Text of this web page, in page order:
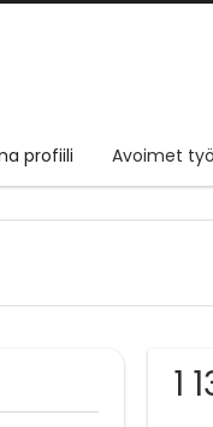
profiili Avoimet
1